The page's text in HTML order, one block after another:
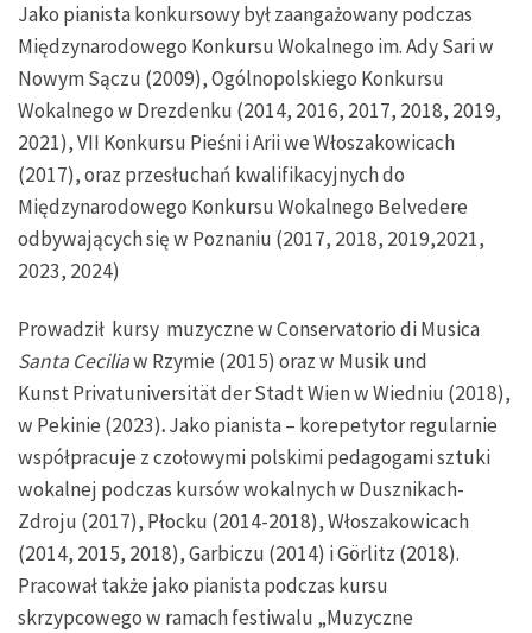
Jako pianista konkursowy był zaangażowany podczas
Międzynarodowego Konkursu Wokalnego im. Ady Sari w
Nowym Sączu (2009), Ogólnopolskiego Konkursu
Wokalnego w Drezdenku (2014, 2016, 2017, 2018, 2019,
2021), VII Konkursu Pieśni i Arii we Włoszakowicach
(2017), oraz przesłuchań kwalifikacyjnych do
Międzynarodowego Konkursu Wokalnego Belvedere
odbywających się w Poznaniu (2017, 2018, 2019,2021,
2023, 2024)
Prowadził kursy muzyczne w Conservatorio di Musica
Santa Ceciliaw Rzymie (2015) oraz w Musik und
Kunst Privatuniversität der Stadt Wien w Wiedniu (2018),
w Pekinie (2023).Jako pianista – korepetytor regularnie
współpracuje z czołowymi polskimi pedagogami sztuki
wokalnej podczas kursów wokalnych w Dusznikach-
Zdroju (2017), Płocku (2014-2018), Włoszakowicach
(2014, 2015, 2018), Garbiczu (2014) i Görlitz (2018).
Pracował także jako pianista podczas kursu
skrzypcowego w ramach festiwalu „Muzyczne